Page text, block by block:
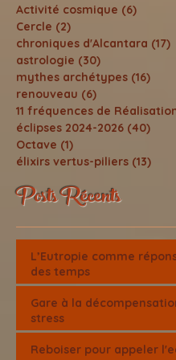
Activité cosmique (6)
Cercle (2)
chroniques d'Alcantara (17)
astrologie (30)
mythes archétypes (16)
renouveau (6)
11 fréquences de
éclipses 2024-2026 (40)
Octave (1)
élixirs vertus-piliers (13)
Posts Récents
L’Eutropie comme
des temps
Gare à la
stress
Reboiser pour appeler